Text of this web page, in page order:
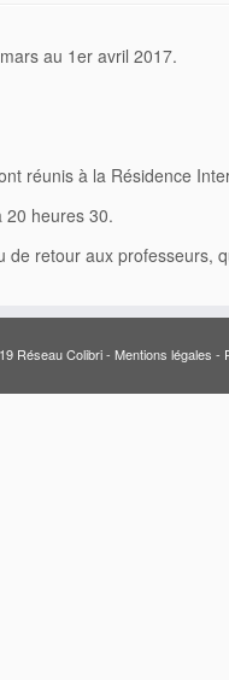
au 1er avril 2017.
réunis à la Résidence
heures 30.
retour aux professeurs,
Réseau Colibri - Mentions légales -